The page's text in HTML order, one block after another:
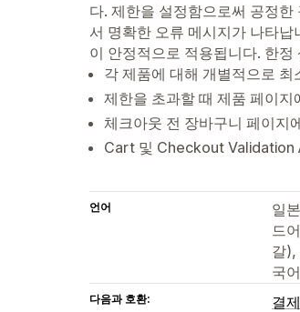
다. 제한을 설정함으로써 공정
서 명확한 오류 메시지가 나타
이 안정적으로 적용됩니다. 한
각 제품에 대해 개별적으로
제한을 초과할 때 제품 페이
체크아웃 전 장바구니 페이지
Cart 및 Checkout Validation
언어
일
드
갈),
국어
다음과 호환: 결제